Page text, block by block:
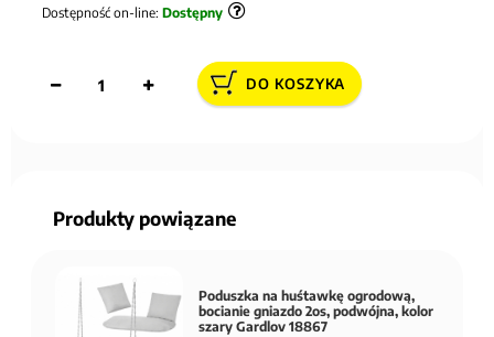
Dostępność on-line: Dostępny
DO KOSZYKA
Produkty powiązane
Poduszka na huśtawkę ogrodową,
bocianie gniazdo 2os, podwójna, kolor
szary Gardlov 18867